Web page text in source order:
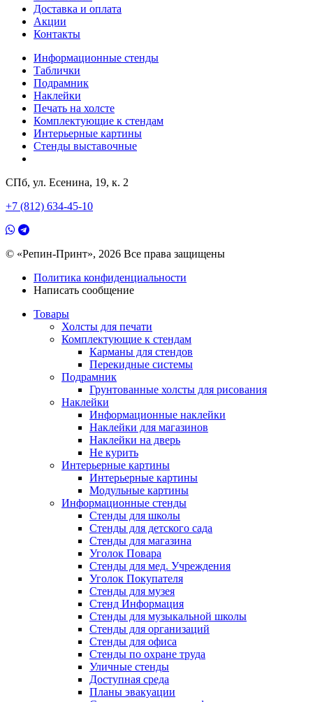
Доставка и оплата
Акции
Контакты
Информационные стенды
Таблички
Подрамник
Наклейки
Печать на холсте
Комплектующие к стендам
Интерьерные картины
Стенды выставочные
СПб, ул. Есенина, 19, к. 2
+7 (812) 634-45-10
© «Репин-Принт», 2026 Все права защищены
Политика конфиденциальности
Написать сообщение
Товары
Холсты для печати
Комплектующие к стендам
Карманы для стендов
Перекидные системы
Подрамник
Грунтованные холсты для рисования
Наклейки
Информационные наклейки
Наклейки для магазинов
Наклейки на дверь
Не курить
Интерьерные картины
Интерьерные картины
Модульные картины
Информационные стенды
Стенды для школы
Стенды для детского сада
Стенды для магазина
Уголок Повара
Стенды для мед. Учреждения
Уголок Покупателя
Стенды для музея
Стенд Информация
Стенды для музыкальной школы
Стенды для организаций
Стенды для офиса
Стенды по охране труда
Уличные стенды
Доступная среда
Планы эвакуации